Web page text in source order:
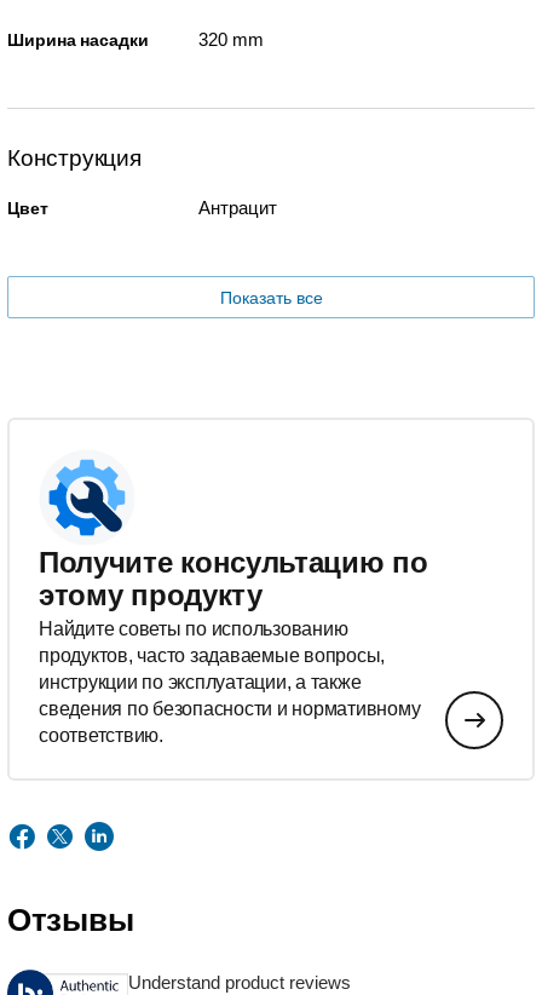
Ширина насадки 320 mm
Конструкция
Цвет Антрацит
Показать все
Получите консультацию по
этому продукту
Найдите советы по использованию
продуктов, часто задаваемые вопросы,
инструкции по эксплуатации, а также
сведения по безопасности и нормативному
соответствию.
Отзывы
Understand product reviews